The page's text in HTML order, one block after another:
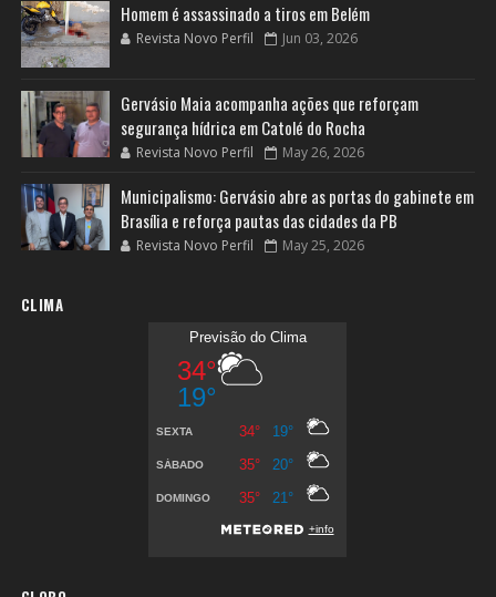
Homem é assassinado a tiros em Belém
Revista Novo Perfil Jun 03, 2026
Gervásio Maia acompanha ações que reforçam
segurança hídrica em Catolé do Rocha
Revista Novo Perfil May 26, 2026
Municipalismo: Gervásio abre as portas do gabinete em
Brasília e reforça pautas das cidades da PB
Revista Novo Perfil May 25, 2026
CLIMA